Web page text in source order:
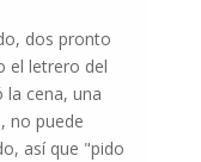
dos pronto
el letrero del
la cena, una
no puede
así que "pido